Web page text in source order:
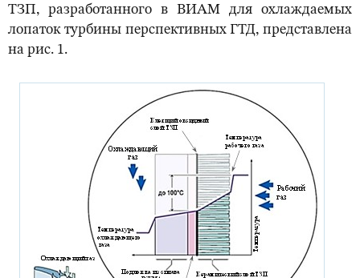
ТЗП, разработанного в ВИАМ для охлаждаемых
лопаток турбины перспективных ГТД, представлена
на рис. 1.